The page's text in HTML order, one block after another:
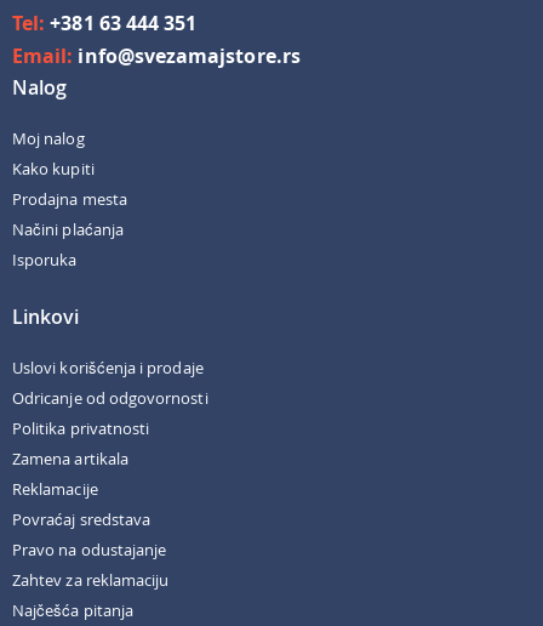
Tel:+381 63 444 351
Email: info@svezamajstore.rs
Nalog
Moj nalog
Kako kupiti
Prodajna mesta
Načini plaćanja
Isporuka
Linkovi
Uslovi korišćenja i prodaje
Odricanje od odgovornosti
Politika privatnosti
Zamena artikala
Reklamacije
Povraćaj sredstava
Pravo na odustajanje
Zahtev za reklamaciju
Najčešća pitanja